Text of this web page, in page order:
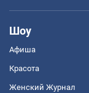
Шоу
Афиша
Красота
Женский Журнал